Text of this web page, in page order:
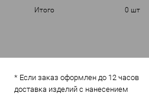
Итого 0 шт
* Если заказ оформлен до 12 часов
доставка изделий с нанесением